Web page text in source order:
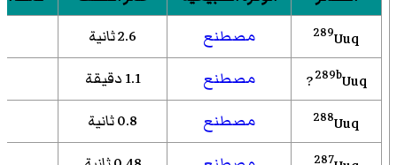
289Uuq مصطنع 2.6 ثانية
289bUuq ? مصطنع 1.1 دقيقة
288Uuq مصطنع 0.8 ثانية
287